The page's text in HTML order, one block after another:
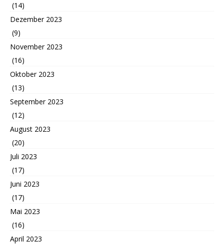
(14)
Dezember 2023
(9)
November 2023
(16)
Oktober 2023
(13)
September 2023
(12)
August 2023
(20)
Juli 2023
(17)
Juni 2023
(17)
Mai 2023
(16)
April 2023